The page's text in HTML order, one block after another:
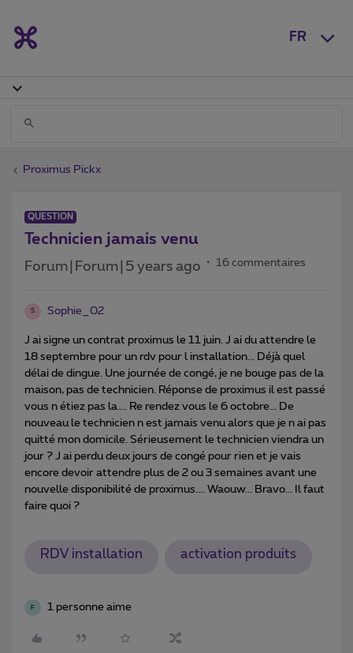
FR
Proximus Pickx
QUESTION
Technicien jamais venu
Forum|Forum|5 years ago 16 commentaires
S Sophie_02
J ai signe un contrat proximus le 11 juin. J ai du attendre le
18 septembre pour un rdv pour l installation... Déjà quel
délai de dingue. Une journée de congé, je ne bouge pas de la
maison, pas de technicien. Réponse de proximus il est passé
vous n étiez pas la.... Re rendez vous le 6 octobre... De
nouveau le technicien n est jamais venu alors que je n ai pas
quitté mon domicile. Sérieusement le technicien viendra un
jour ? J ai perdu deux jours de congé pour rien et je vais
encore devoir attendre plus de 2 ou 3 semaines avant une
nouvelle disponibilité de proximus.... Waouw... Bravo... Il faut
faire quoi ?
RDV installation activation produits
F 1 personne aime